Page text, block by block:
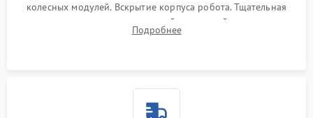
колесных модулей. Вскрытие корпуса робота. Тщательная
очистка внутренних полостей, шестерней и плат от
скопившейся пыли, волос и шерсти животных с
Подробнее